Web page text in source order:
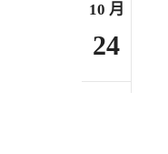
10 月
24